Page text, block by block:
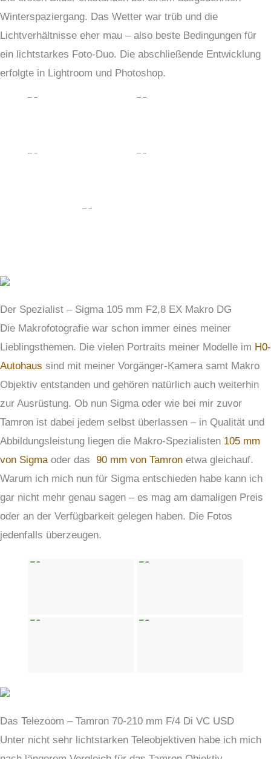
Winterspaziergang. Das Wetter war trüb und die
Lichtverhältnisse eher mau – also beste Bedingungen für
ein lichtstarkes Foto-Duo. Die abschließende Entwicklung
erfolgte in Lightroom und Photoshop.
Der Spezialist – Sigma 105 mm F2,8 EX Makro DG
Die Makrofotografie war schon immer eines meiner
Lieblingsthemen. Die vielen Portraits meiner Modelle im H0-
Autohaus sind mit meiner Vorgänger-Kamera samt Makro
Objektiv entstanden und gehören natürlich auch weiterhin
zur Ausrüstung. Ob nun Sigma oder wie bei mir zuvor
Tamron ist dabei jedem selbst überlassen – in Qualität und
Abbildungsleistung liegen die Makro-Spezialisten 105 mm
von Sigmaoder das 90 mm von Tamron etwa gleichauf.
Warum ich mich nun für Sigma entschieden habe kann ich
gar nicht mehr genau sagen – es mag am damaligen Preis
oder an der Verfügbarkeit gelegen haben. Die Fotos
jedenfalls überzeugen.
Das Telezoom – Tamron 70-210 mm F/4 Di VC USD
Unter nicht sehr lichtstarken Teleobjektiven habe ich mich